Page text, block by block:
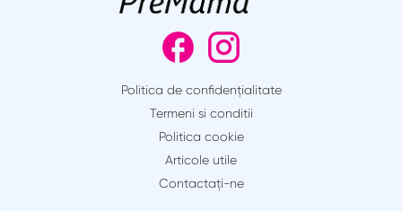
Politica de confidențialitate
Termeni si conditii
Politica cookie
Articole utile
Contactaţi-ne